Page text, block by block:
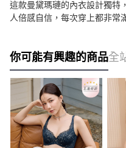
這款曼黛瑪璉的內衣設計獨特
人倍感自信，每次穿上都非常
你可能有興趣的商品全